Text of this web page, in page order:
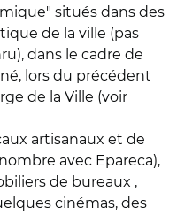
situés dans des
de la ville (pas
dans le cadre de
lors du précédent
de la Ville (voir
artisanaux et de
avec Epareca),
de bureaux ,
cinémas, des